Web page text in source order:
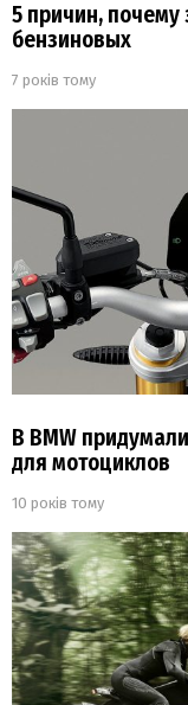
5 причин,
бензиновых
7 років тому
В BMW
для мотоциклов
10 років тому